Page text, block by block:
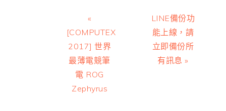
Previous
Post:
«
[COMPUTEX
2017] 世界
最薄電競筆
電 ROG
Zephyrus
Next
Post:
LINE備份功
能上線，請
立即備份所
有訊息 »